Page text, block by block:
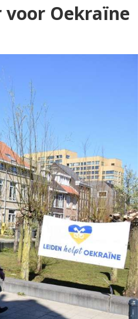
voor Oekraïne